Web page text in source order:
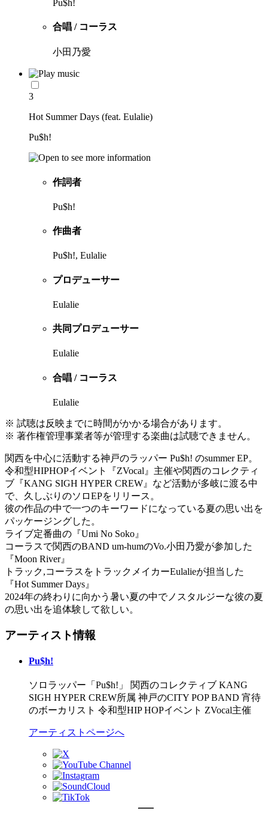
Pu$h!
合唱 / コーラス
小田乃愛
3
Hot Summer Days (feat. Eulalie)
Pu$h!
作詞者
Pu$h!
作曲者
Pu$h!, Eulalie
プロデューサー
Eulalie
共同プロデューサー
Eulalie
合唱 / コーラス
Eulalie
※ 試聴は反映までに時間がかかる場合があります。
※ 著作権管理事業者等が管理する楽曲は試聴できません。
関西を中心に活動する神戸のラッパー Pu$h! のsummer EP。
令和型HIPHOPイベント『ZVocal』主催や関西のコレクティ
ブ『KANG SIGH HYPER CREW』など活動が多岐に渡る中
で、久しぶりのソロEPをリリース。
彼の作品の中で一つのキーワードになっている夏の思い出を
パッケージングした。
ライブ定番曲の『Umi No Soko』
コーラスで関西のBAND um-humのVo.小田乃愛が参加した
『Moon River』
トラック,コーラスをトラックメイカーEulalieが担当した
『Hot Summer Days』
2024年の終わりに向かう暑い夏の中でノスタルジーな彼の夏
の思い出を追体験して欲しい。
アーティスト情報
Pu$h!
ソロラッパー「Pu$h!」 関西のコレクティブ KANG
SIGH HYPER CREW所属 神戸のCITY POP BAND 宵待
のボーカリスト 令和型HIP HOPイベント ZVocal主催
アーティストページへ